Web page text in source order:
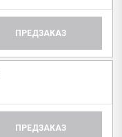
ПРЕДЗАКАЗ
ПРЕДЗАКАЗ